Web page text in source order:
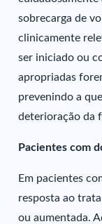
sobrecarga de
clinicamente
ser iniciado ou
apropriadas
prevenindo a
deterioração da
Pacientes com
Em pacientes
resposta ao
ou aumentada.